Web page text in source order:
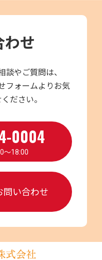
わせ
談やご質問は、
フォームよりお気
ださい。
0004
～18:00
問い合わせ